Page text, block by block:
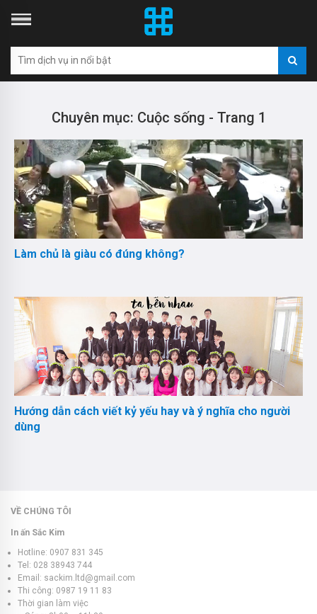
Chuyên mục: Cuộc sống - Trang 1
Làm chủ là giàu có đúng không?
Hướng dẫn cách viết kỷ yếu hay và ý nghĩa cho người
dùng
VỀ CHÚNG TÔI
In ấn Sắc Kim
Hotline: 0907 831 345
Tel: 028 38943 744
Email: sackim.ltd@gmail.com
Thi công: 0987 19 11 83
Thời gian làm việc